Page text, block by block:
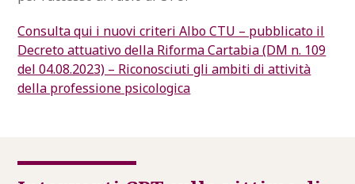
Consulta qui i nuovi criteri Albo CTU – pubblicato il
Decreto attuativo della Riforma Cartabia (DM n. 109
del 04.08.2023) – Riconosciuti gli ambiti di attività
della professione psicologica